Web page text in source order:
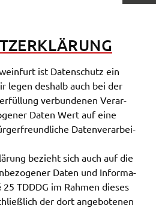
ist Daten­schutz ein
legen deshalb auch bei der
verbun­de­nen Verar­
Daten Wert auf eine
Daten­ver­ar­bei­
bezieht sich auch auf die
Daten und Infor­ma­
TDDDG im Rahmen dieses
der dort ange­bo­te­nen